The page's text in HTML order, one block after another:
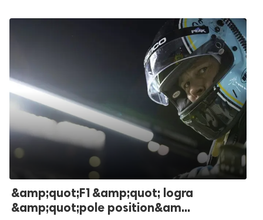
&amp;quot;F1&amp;quot; logra
&amp;quot;pole position&am...